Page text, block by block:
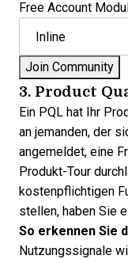
Free Account
3. Product
Ein PQL hat Ihr
an jemanden, der
angemeldet, eine
Produkt-Tour
kostenpflichtigen
stellen, haben Sie
So erkennen Sie
Nutzungssignale